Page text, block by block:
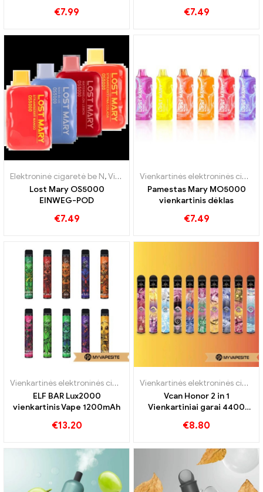
€7.99 €7.49
Elektroninė cigaretė be N,Vienkartinės elektroninės cigaretės ,Pod
Lost Mary OS5000
EINWEG-POD
€7.49
Vienkartinės elektroninės cigaretės
Pamestas Mary MO5000
vienkartinis dėklas
€7.49
Vienkartinės elektroninės cigaretės ,Vienkartinės elektroninės
ELF BAR Lux2000
vienkartinis Vape 1200mAh
€13.20
Vienkartinės elektroninės cigaretės
Vcan Honor 2 in 1
Vienkartiniai garai 4400
€8.80